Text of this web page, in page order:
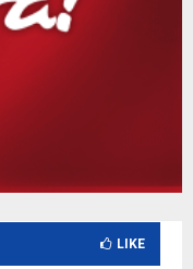
LIKE